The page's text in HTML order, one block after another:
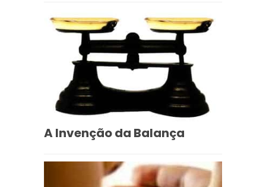
A Invenção da Balança